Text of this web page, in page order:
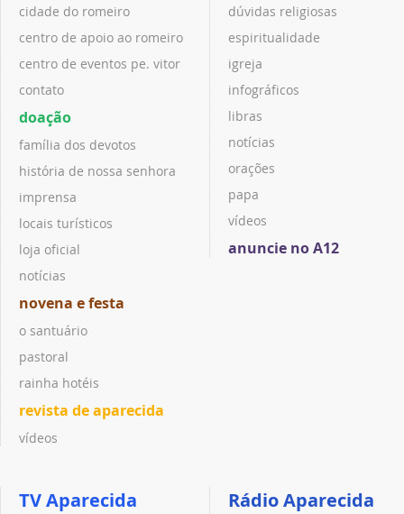
cidade do romeiro
centro de apoio ao romeiro
centro de eventos pe. vitor
contato
doação
família dos devotos
história de nossa senhora
imprensa
locais turísticos
loja oficial
notícias
novena e festa
o santuário
pastoral
rainha hotéis
revista de aparecida
vídeos
dúvidas religiosas
espiritualidade
igreja
infográficos
libras
notícias
orações
papa
vídeos
anuncie no A12
TV Aparecida Rádio Aparecida